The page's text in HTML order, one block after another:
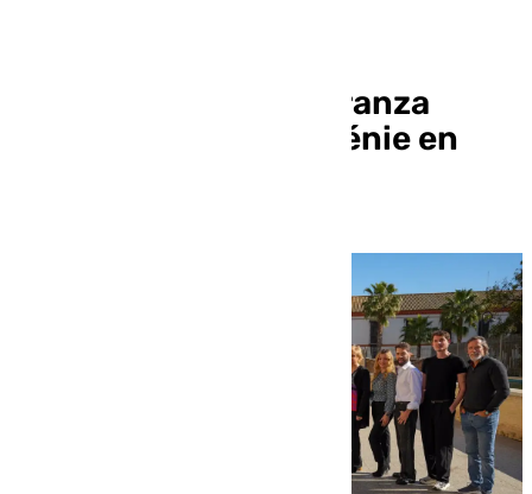
El Teatro de la Maestranza
acoge la ópera ‘Iphigénie en